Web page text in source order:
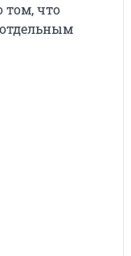
том, что